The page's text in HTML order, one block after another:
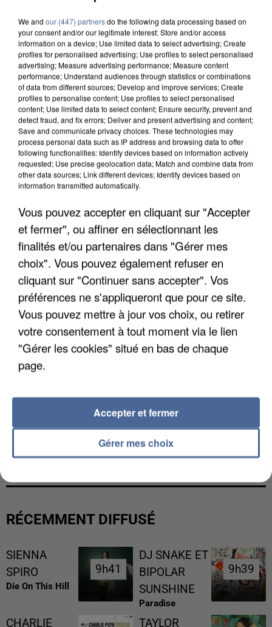
APRÈS TOUTES CES CANICULES, LES REFUGES
DE FAUNE SAUVAGE SONT...
L’UN DES FONDATEURS SUPPOSÉS DE LA DZ
MAFIA INTERPELLÉ EN ALGÉRIE
RÉCEMMENT DIFFUSÉ
SIENNA
SPIRO
Die On This Hill
9h41
9h41
DJ SNAKE ET
BIPOLAR
SUNSHINE
Paradise
9h39
9h39
CHARLIE
TAYLOR
We and our (447) partnersdo the following data processing based on
your consent and/or our legitimate interest: Store and/or access
information on a device; Use limited data to select advertising; Create
profiles for personalised advertising; Use profiles to select personalised
advertising; Measure advertising performance; Measure content
performance; Understand audiences through statistics or combinations
of data from different sources; Develop and improve services; Create
profiles to personalise content; Use profiles to select personalised
content; Use limited data to select content; Ensure security, prevent and
detect fraud, and fix errors; Deliver and present advertising and content;
Save and communicate privacy choices. These technologies may
process personal data such as IP address and browsing data to offer
following functionalities: Identify devices based on information actively
requested; Use precise geolocation data; Match and combine data from
other data sources; Link different devices; Identify devices based on
information transmitted automatically.
Vous pouvez accepter en cliquant sur "Accepter
et fermer", ou affiner en sélectionnant les
finalités et/ou partenaires dans "Gérer mes
choix". Vous pouvez également refuser en
cliquant sur "Continuer sans accepter". Vos
préférences ne s'appliqueront que pour ce site.
Vous pouvez mettre à jour vos choix, ou retirer
votre consentement à tout moment via le lien
"Gérer les cookies" situé en bas de chaque
page.
Gérer mes choix
Accepter et fermer